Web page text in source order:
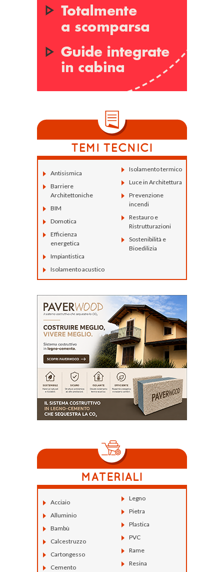
Antisismica
Barriere
Architettoniche
BIM
Domotica
Efficienza
energetica
Impiantistica
Isolamento acustico
Isolamento termico
Luce in Architettura
Prevenzione
incendi
Restauro e
Ristrutturazioni
Sostenibilità e
Bioedilizia
Acciaio
Alluminio
Bambù
Calcestruzzo
Cartongesso
Cemento
Legno
Pietra
Plastica
PVC
Rame
Resina